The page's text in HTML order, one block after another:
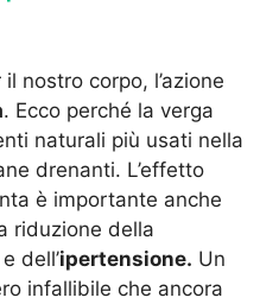
nostro corpo, l’azione
. Ecco perché la verga
naturali più usati nella
drenanti. L’effetto
è importante anche
riduzione della
e dell’ipertensione. Un
infallibile che ancora